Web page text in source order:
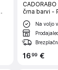
črna barvi -
ovitek s
ovitka zNa voljo
1699 €